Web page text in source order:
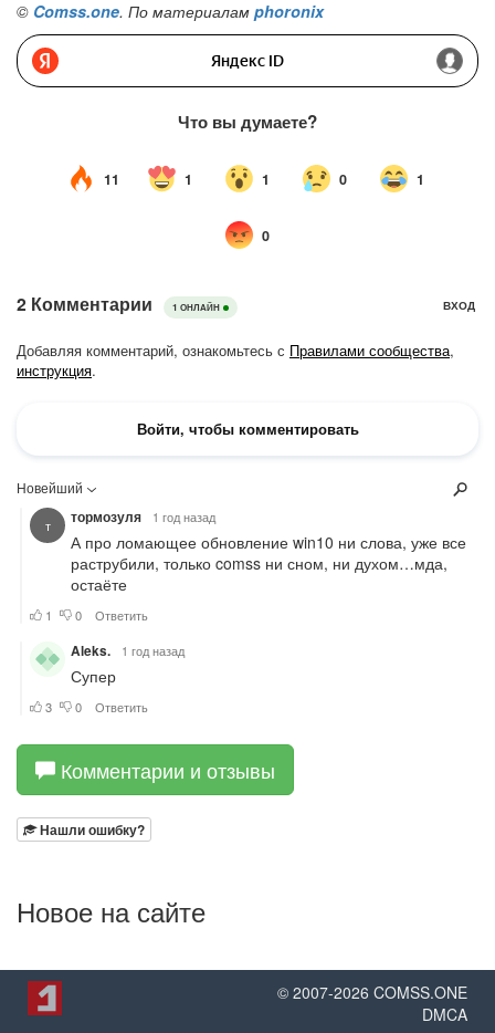
© Comss.one. По материалам phoronix
Комментарии и отзывы
Нашли ошибку?
Новое на сайте
© 2007-2026 COMSS.ONE
DMCA